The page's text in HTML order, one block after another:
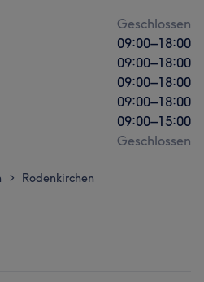
Geschlossen
09:00–18:00
09:00–18:00
09:00–18:00
09:00–18:00
09:00–15:00
Geschlossen
> Rodenkirchen